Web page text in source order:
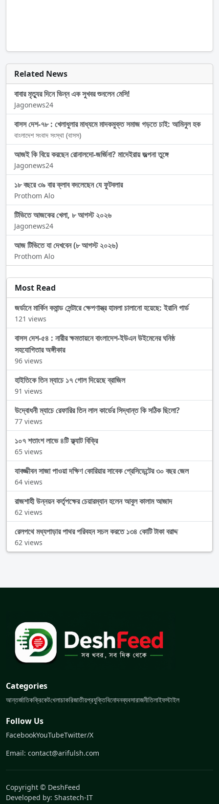
Related News
বাবার মৃত্যুর দিনে ভিন্ন এক সুখবর শুনলেন মেসি!
Jagonews24
বাসস দেশ-৭৮ : খেলাধুলার মাধ্যমে মাদকমুক্ত সমাজ গড়তে চাই: আমিনুল হক
বাংলাদেশ সংবাদ সংস্থা (বাসস)
আজই কি বিয়ে করছেন রোনালদো-জর্জিনা? মাদেইরায় জল্পনা তুঙ্গে
Jagonews24
১৮ বছরে ৩৯ বার ক্লাব বদলেছেন যে ফুটবলার
Prothom Alo
টিভিতে আজকের খেলা, ৮ আগস্ট ২০২৬
Jagonews24
আজ টিভিতে যা দেখবেন (৮ আগস্ট ২০২৬)
Prothom Alo
Most Read
জর্ডানে মার্কিন কমান্ড সেন্টারে ক্ষেপণাস্ত্র হামলা চালানো হয়েছে: ইরানি গার্ড
121 views
বাসস দেশ-৫৪ : নারীর ক্ষমতায়নে বাংলাদেশ-ইউএন উইমেনের ঘনিষ্ঠ
সহযোগিতার অঙ্গীকার
96 views
হাইতিকে তিন ম্যাচে ১৭ গোল দিয়েছে ব্রাজিল
91 views
উদ্বোধনী ম্যাচে রেফারির তিন লাল কার্ডের সিদ্ধান্ত কি সঠিক ছিলো?
77 views
১০৭ শতাংশ লাভে ৪টি ফ্ল্যাট বিক্রি
65 views
যাবজ্জীবন সাজা পাওয়া দক্ষিণ কোরিয়ার সাবেক প্রেসিডেন্টের ৩০ বছর জেল
64 views
রাজশাহী উন্নয়ন কর্তৃপক্ষের চেয়ারম্যান হলেন আবুল কালাম আজাদ
62 views
রেলপথে মধ্যপাড়ার পাথর পরিবহন সচল করতে ১৩৪ কোটি টাকা বরাদ্দ
62 views
Categories
আন্তর্জাতিকক্রিকেটখেলাচাকরিজাতীয়প্রযুক্তিবিনোদনব্যবসারাজনীতিলাইফস্টাইল
Follow Us
FacebookYouTubeTwitter/X
Email: contact@arifulsh.com
Copyright © DeshFeed
Developed by: Shastech-IT